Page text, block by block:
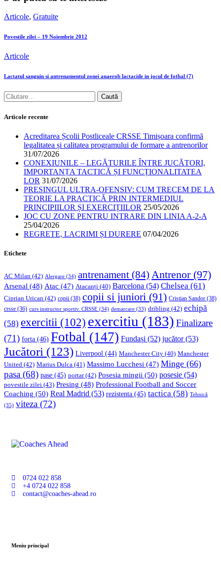
Articole, Gratuite
Povestile zilei – 19 Noiembrie 2012
Articole
Lactatul sanguin si antrenamentul zonei anaerob lactacide in jocul de fotbal (7)
Articole recente
Acreditarea Școlii Postliceale CRSSE Timișoara confirmă
legalitatea și calitatea programului de formare a antrenorilor
31/07/2026
CONEXIUNILE – LEGĂTURILE ÎNTRE JUCĂTORI,
IMPORTANȚA TACTICĂ ȘI FUNCȚIONALITATEA
LOR 31/07/2026
PRESINGUL ULTRA-OFENSIV: CUM TRECEM DE LA
TEORIE LA PRACTICĂ PRIN INTERMEDIUL
PRINCIPIILOR ȘI EXERCIȚIILOR 25/05/2026
JOC CU ZONE PENTRU INTRARE DIN LINIA A-2-A
25/04/2026
REGRETE, LACRIMI ȘI DURERE 07/04/2026
Etichete
AC Milan (42) Alergare (34) antrenament (84) Antrenor(97)
Arsenal (48) Atac (47) Atacanți (40) Barcelona (54) Chelsea (61)
Ciprian Urican (42) copii (38) copii si juniori (91) Cristian Sandor (38)
crsse (36) curs instructor sportiv. CRSSE (34) demarcare (33) dribling (42) echipă
(58) exercitii (102) exercitiu (183) Finalizare
(71) forta (46) Fotbal (147) Fundași (52) jucător(53)
Jucători (123) Liverpool (44) Manchester City (40) Manchester
United (42) Marius Dulca (41) Massimo Lucchesi (47) Minge (66)
pasa (68) pase (45) portar(42) Posesia mingii (50) posesie (54)
povestile zilei (43) Presing (48) Professional Football and Soccer
Coaching (50) Real Madrid (53) rezistenta (45) tactica (58) Tehnică
(35) viteza (72)
0724 022 858
+4 0724 022 858
contact@coaches-ahead.ro
Meniu principal